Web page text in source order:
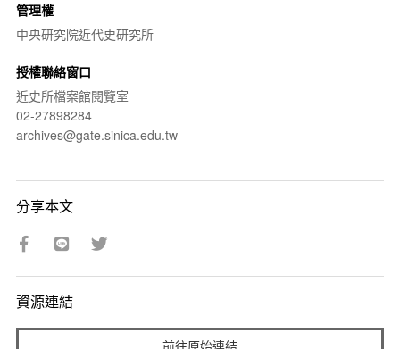
管理權
中央研究院近代史研究所
授權聯絡窗口
近史所檔案館閱覽室
02-27898284
archives@gate.sinica.edu.tw
分享本文
資源連結